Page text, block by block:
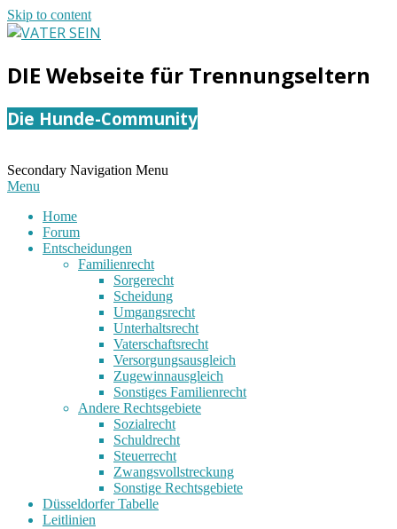
Skip to content
SEIN
DIE Webseite für Trennungseltern
Die Hunde-Community
Secondary Navigation Menu
Menu
Home
Forum
Entscheidungen
Familienrecht
Sorgerecht
Scheidung
Umgangsrecht
Unterhaltsrecht
Vaterschaftsrecht
Versorgungsausgleich
Zugewinnausgleich
Sonstiges Familienrecht
Andere Rechtsgebiete
Sozialrecht
Schuldrecht
Steuerrecht
Zwangsvollstreckung
Sonstige Rechtsgebiete
Düsseldorfer Tabelle
Leitlinien